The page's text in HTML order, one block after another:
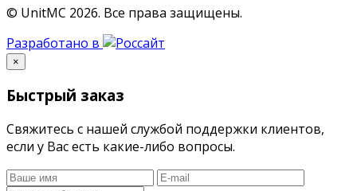
© UnitMC 2026. Все права защищены.
Разработано в
×
Быстрый заказ
Свяжитесь с нашей службой поддержки клиентов,
если у Вас есть какие-либо вопросы.